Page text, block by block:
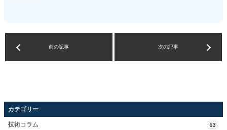
前の記事 次の記事
カテゴリー
技術コラム 63